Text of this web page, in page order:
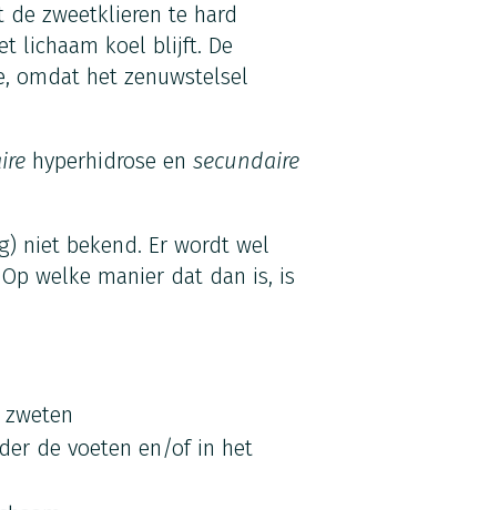
zweetklieren te hard
lichaam koel blijft. De
omdat het zenuwstelsel
hyperhidrose en secundaire
niet bekend. Er wordt wel
welke manier dat dan is, is
de voeten en/of in het